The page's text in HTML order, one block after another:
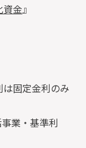
資金』
固定金利のみ
業・基準利